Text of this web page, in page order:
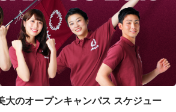
大のオープンキャンパス スケジュー